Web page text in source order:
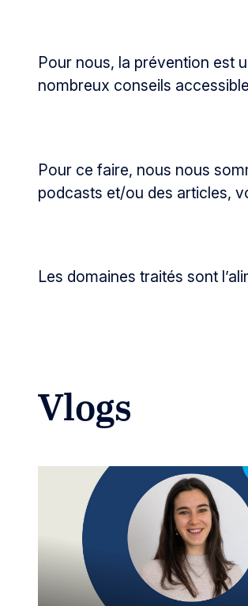
Pour nous, la prévention est
nombreux conseils
Pour ce faire, nous nous
podcasts et/ou des articles,
Les domaines traités sont
Vlogs